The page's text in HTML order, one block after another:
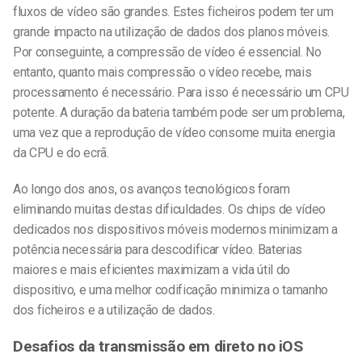
fluxos de vídeo são grandes. Estes ficheiros podem ter um
grande impacto na utilização de dados dos planos móveis.
Por conseguinte, a compressão de vídeo é essencial. No
entanto, quanto mais compressão o vídeo recebe, mais
processamento é necessário. Para isso é necessário um CPU
potente. A duração da bateria também pode ser um problema,
uma vez que a reprodução de vídeo consome muita energia
da CPU e do ecrã.
Ao longo dos anos, os avanços tecnológicos foram
eliminando muitas destas dificuldades. Os chips de vídeo
dedicados nos dispositivos móveis modernos minimizam a
potência necessária para descodificar vídeo. Baterias
maiores e mais eficientes maximizam a vida útil do
dispositivo, e uma melhor codificação minimiza o tamanho
dos ficheiros e a utilização de dados.
Desafios da transmissão em direto no iOS